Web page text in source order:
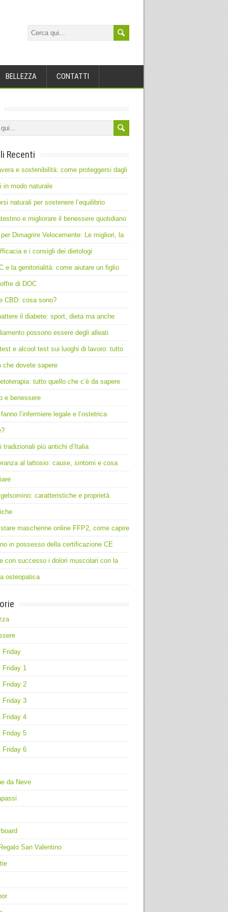
BELLEZZA CONTATTI
Recenti
e sostenibilità: come proteggersi dagli
in modo naturale
naturali per sostenere l’equilibrio
e migliorare il benessere quotidiano
Dimagrire Velocemente: Le migliori, la
e i consigli dei dietologi
e la genitorialità: come aiutare un figlio
di DOC
CBD: cosa sono?
il diabete: sport, dieta ma anche
possono essere degli alleati
e alcool test sui luoghi di lavoro: tutto
che dovete sapere
tutto quello che c’è da sapere
e benessere
l’infermiere legale e l’ostetrica
tradizionali più antichi d’Italia
al lattosio: cause, sintomi e cosa
caratteristiche e proprietà
mascherine online FFP2, come capire
in possesso della certificazione CE
con successo i dolori muscolari con la
osteopatica
Friday
Friday 1
Friday 2
Friday 3
Friday 4
Friday 5
Friday 6
da Neve
San Valentino